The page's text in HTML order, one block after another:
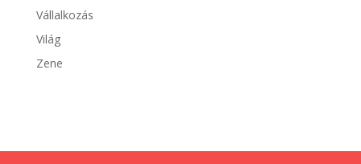
Vállalkozás
Világ
Zene